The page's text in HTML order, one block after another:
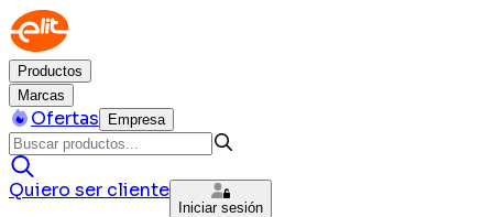
Productos
Marcas
Ofertas Empresa
Quiero ser cliente
Iniciar sesión